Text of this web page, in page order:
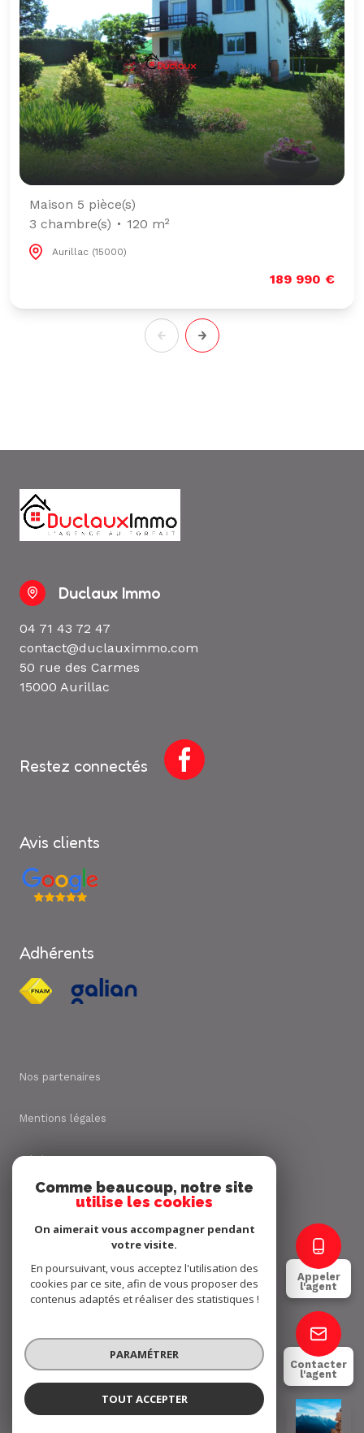
Yannick BRUEL
Appeler
l'agent
Contacter
l'agent
Maison 5 pièce(s)
3 chambre(s)
120 m²
Aurillac (15000)
189 990 €
Duclaux Immo
04 71 43 72 47
contact@duclauximmo.com
50 rue des Carmes
15000 Aurillac
Restez connectés
Avis clients
Adhérents
Nos partenaires
Mentions légales
Admin
Nos honoraires
Cookies
© 2026 | Tous droits réservés
Réalisé par
Comme beaucoup, notre site
utilise les cookies
On aimerait vous accompagner pendant
votre visite.
En poursuivant, vous acceptez l'utilisation des
cookies par ce site, afin de vous proposer des
contenus adaptés et réaliser des statistiques !
PARAMÉTRER
TOUT ACCEPTER